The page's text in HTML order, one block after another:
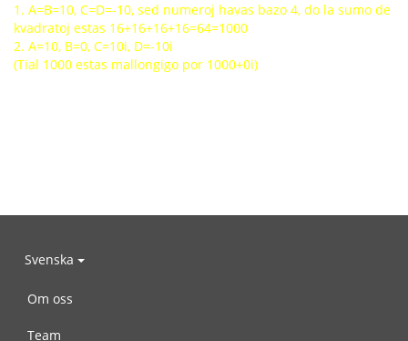
1. A=B=10, C=D=-10, sed numeroj havas bazo 4, do la sumo de
kvadratoj estas 16+16+16+16=64=1000
2. A=10, B=0, C=10i, D=-10i
(Tial 1000 estas mallongigo por 1000+0i)
Svenska
Om oss
Team